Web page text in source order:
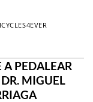
A PEDALEAR
MIGUEL